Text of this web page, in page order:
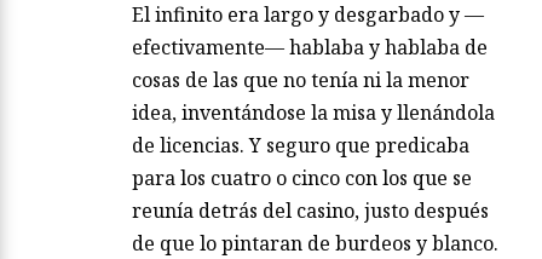
El infinito era largo y desgarbado y —
efectivamente— hablaba y hablaba de
cosas de las que no tenía ni la menor
idea, inventándose la misa y llenándola
de licencias. Y seguro que predicaba
para los cuatro o cinco con los que se
reunía detrás del casino, justo después
de que lo pintaran de burdeos y blanco.